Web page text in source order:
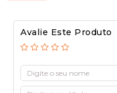
Avalie Este Produto